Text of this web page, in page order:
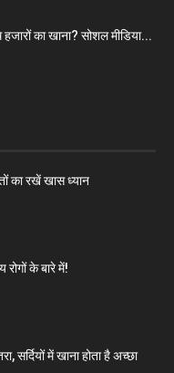
का खाना? सोशल मीडिया...
का रखें खास ध्यान
के बारे में!
सर्दियों में खाना होता है अच्छा